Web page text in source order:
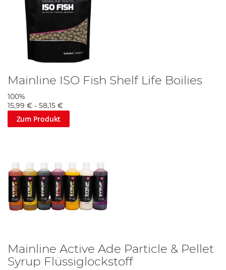
Mainline ISO Fish Shelf Life Boilies
100%
15,99 € - 58,15 €
Zum Produkt
Mainline Active Ade Particle & Pellet
Syrup Flüssiglockstoff